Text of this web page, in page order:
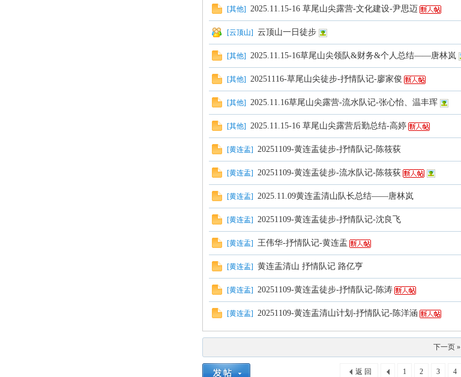
[其他] 2025.11.15-16 草尾山尖露营-文化建设-尹思迈
[云顶山] 云顶山一日徒步
[其他] 2025.11.15-16草尾山尖领队&财务&个人总结——唐林岚
[其他] 20251116-草尾山尖徒步-抒情队记-廖家俊
[其他] 2025.11.16草尾山尖露营-流水队记-张心怡、温丰珲
[其他] 2025.11.15-16 草尾山尖露营后勤总结-高婷
[黄连盂] 20251109-黄连盂徒步-抒情队记-陈筱荻
[黄连盂] 20251109-黄连盂徒步-流水队记-陈筱荻
[黄连盂] 2025.11.09黄连盂清山队长总结——唐林岚
[黄连盂] 20251109-黄连盂徒步-抒情队记-沈良飞
[黄连盂] 王伟华-抒情队记-黄连盂
[黄连盂] 黄连盂清山 抒情队记 路亿亨
[黄连盂] 20251109-黄连盂徒步-抒情队记-陈涛
[黄连盂] 20251109-黄连盂清山计划-抒情队记-陈洋涵
下一页 »
1 2 3 4
返 回